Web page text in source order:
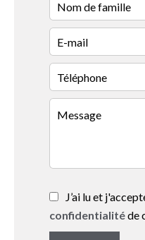
J’ai lu et
confidentialitéde